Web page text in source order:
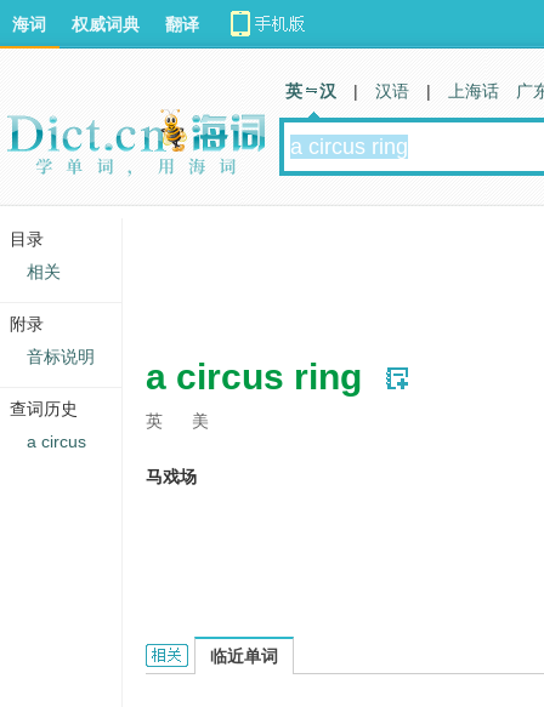
a circus ring
英 美
马戏场
a circus ring的相关资料：
临近单词
海词 权威词典 翻译
英 汉 | 汉语 | 上海话 广
目录
相关
附录
音标说明
查词历史
a circus